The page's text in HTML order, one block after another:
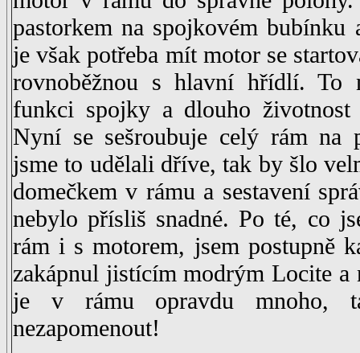
pastorkem na spojkovém
je však potřeba mít motor se
rovnoběžnou s hlavní hřídlí. To
funkci spojky a dlouho
Nyní se sešroubuje celý rám na
jsme to udělali dříve, tak by šlo
domečkem v rámu a sestavení
nebylo přísliš snadné. Po té, co
rám i s motorem, jsem postupně
zakápnul jistícím modrým Locite a
je v rámu opravdu mnoho,
nezapomenout!